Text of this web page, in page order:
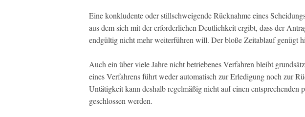
Eine konkludente oder stillschweigende Rücknahme eines
aus dem sich mit der erforderlichen Deutlichkeit ergibt, dass der
endgültig nicht mehr weiterführen will. Der bloße Zeitablauf genügt
Auch ein über viele Jahre nicht betriebenes Verfahren bleibt
eines Verfahrens führt weder automatisch zur Erledigung noch zur
Untätigkeit kann deshalb regelmäßig nicht auf einen entsprechenden
geschlossen werden.